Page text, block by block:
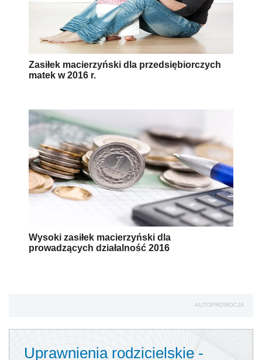
Zasiłek macierzyński dla przedsiębiorczych
matek w 2016 r.
Wysoki zasiłek macierzyński dla
prowadzących działalność 2016
AUTOPROMOCJA
Uprawnienia rodzicielskie -